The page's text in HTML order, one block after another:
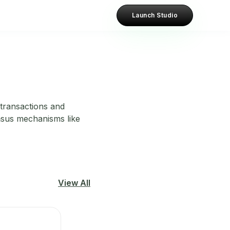
Launch Studio
and
mechanisms like
View All